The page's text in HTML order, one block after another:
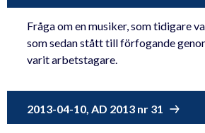
Fråga om en musiker, som tidigare
som sedan stått till förfogande
varit arbetstagare.
2013-04-10, AD 2013 nr 31